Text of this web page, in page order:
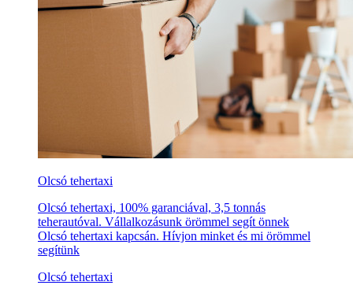
Olcsó tehertaxi
Olcsó tehertaxi, 100% garanciával, 3,5 tonnás
teherautóval. Vállalkozásunk örömmel segít önnek
Olcsó tehertaxi kapcsán. Hívjon minket és mi örömmel
segítünk
Olcsó tehertaxi